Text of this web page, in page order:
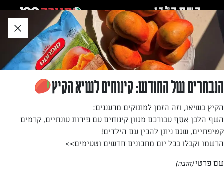
לאזור
תוכן
תחתון
חזרה לעמוד הבית
קלברס אלה
—
הנבחרים של החודש: קינוחים לשיא הקיץ
הקיץ בשיאו, וזה הזמן למתוקים מרעננים:
השף הלבן אסף עבורכם מגוון קינוחים עם פירות עונתיים, קרמים
קטיפתיים, שגם ניתן להכין עם הילדים!
הרשמו וקבלו בכל יום מתכונים חדשים וטעימים>>
שם פרטי(חובה)